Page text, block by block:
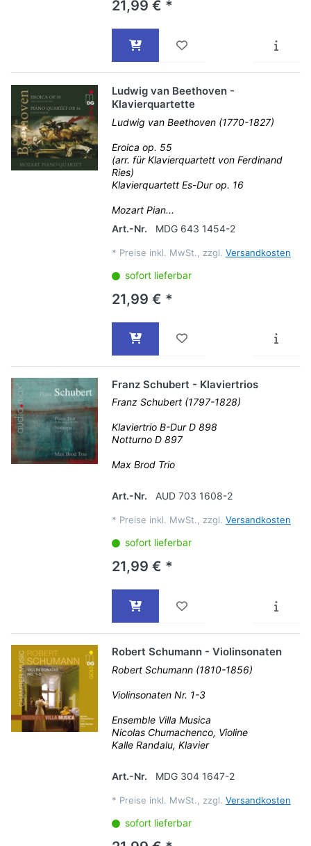
21,99 € *
Ludwig van Beethoven -
Klavierquartette
Ludwig van Beethoven (1770-1827)
Eroica op. 55
(arr. für Klavierquartett von Ferdinand
Ries)
Klavierquartett Es-Dur op. 16
Mozart Pian...
Art.-Nr.
MDG 643 1454-2
* Preise inkl. MwSt., zzgl. Versandkosten
sofort lieferbar
21,99 € *
Franz Schubert - Klaviertrios
Franz Schubert (1797-1828)
Klaviertrio B-Dur D 898
Notturno D 897
Max Brod Trio
Art.-Nr. AUD 703 1608-2
* Preise inkl. MwSt., zzgl. Versandkosten
sofort lieferbar
21,99 € *
Robert Schumann - Violinsonaten
Robert Schumann (1810-1856)
Violinsonaten Nr. 1-3
Ensemble Villa Musica
Nicolas Chumachenco, Violine
Kalle Randalu, Klavier
Art.-Nr. MDG 304 1647-2
* Preise inkl. MwSt., zzgl. Versandkosten
sofort lieferbar